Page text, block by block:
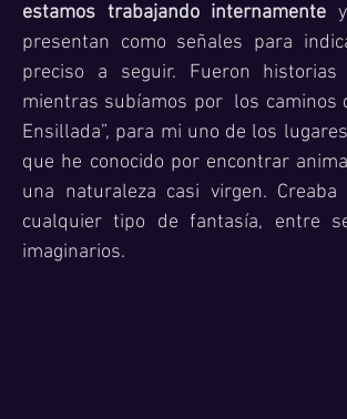
estamos trabajando internamente
presentan como señales para
preciso a seguir. Fueron historias
mientras subíamos por  los caminos
Ensillada”, para mi uno de los
que he conocido por encontrar
una naturaleza casi virgen.
cualquier tipo de fantasía, entre
imaginarios.